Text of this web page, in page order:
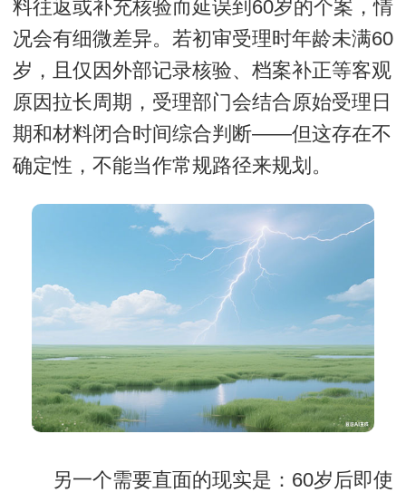
料往返或补充核验而延误到60岁的个案，情
况会有细微差异。若初审受理时年龄未满60
岁，且仅因外部记录核验、档案补正等客观
原因拉长周期，受理部门会结合原始受理日
期和材料闭合时间综合判断——但这存在不
确定性，不能当作常规路径来规划。
另一个需要直面的现实是：60岁后即使